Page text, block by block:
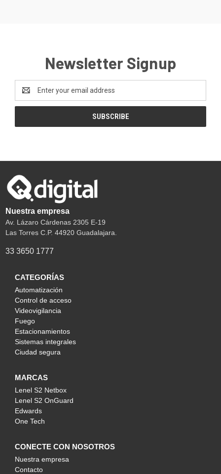
Newsletter Signup
Address
Nuestra empresa
Av. Lázaro Cárdenas 2305 E-19
Las Torres C.P. 44920 Guadalajara.
33 3650 1777
CATEGORÍAS
Automatización
Control de acceso
Videovigilancia
Fuego
Estacionamientos
Sistemas integrales
Ciudad segura
MARCAS
Lenel S2 Netbox
Lenel S2 OnGuard
Edwards
One Tech
CONECTE CON NOSOTROS
Nuestra empresa
Contacto